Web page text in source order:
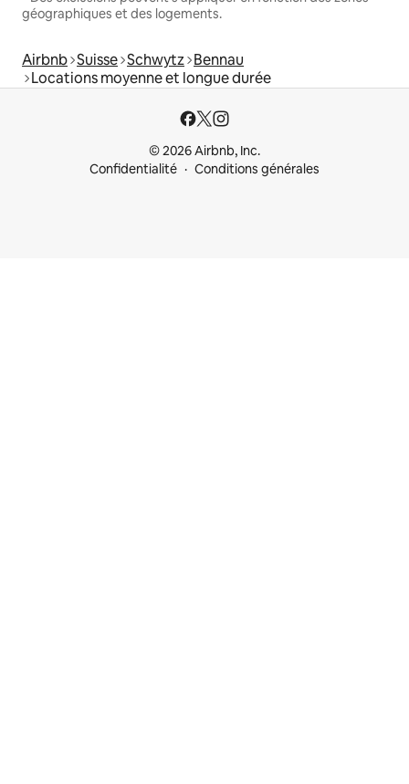
géographiques et des logements.
Airbnb Suisse Schwytz Bennau
Locations moyenne et longue durée
© 2026 Airbnb, Inc.
Confidentialité
Conditions générales